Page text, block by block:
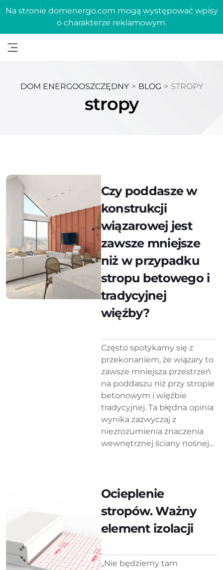
Na stronie domenergo.com mogą występować wpisy
o charakterze reklamowym.
DOM ENERGOOSZCZĘDNY > BLOG > STROPY
stropy
Czy poddasze w
konstrukcji
wiązarowej jest
zawsze mniejsze
niż w przypadku
stropu betowego i
tradycyjnej
więźby?
Często spotykamy się z
przekonaniem, że wiązary to
zawsze mniejsza przestrzeń
na poddaszu niż przy stropie
betonowym i więźbie
tradycyjnej. Ta błędna opinia
wynika zazwyczaj z
niezrozumienia znaczenia
wewnętrznej ściany nośnej...
Ocieplenie
stropów. Ważny
element izolacji
„Nie będziemy tam